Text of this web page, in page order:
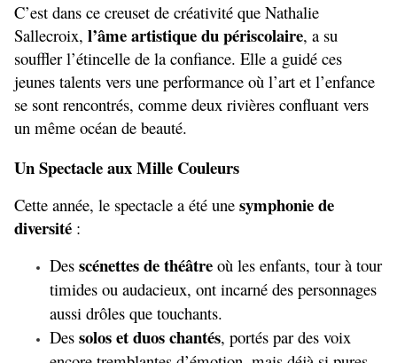
C’est dans ce creuset de créativité que Nathalie
Sallecroix, l’âme artistique du périscolaire, a su
souffler l’étincelle de la confiance. Elle a guidé ces
jeunes talents vers une performance où l’art et l’enfance
se sont rencontrés, comme deux rivières confluant vers
un même océan de beauté.
Un Spectacle aux Mille Couleurs
Cette année, le spectacle a été une symphonie de
diversité :
Des scénettes de théâtre où les enfants, tour à tour
timides ou audacieux, ont incarné des personnages
aussi drôles que touchants.
Des solos et duos chantés, portés par des voix